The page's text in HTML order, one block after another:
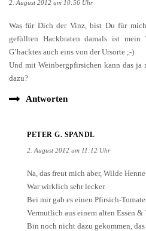
2. August 2012 um 10:56 Uhr
Was für Dich der Vinz, bist Du für
gefüllten Hackbraten damals ist
G’hacktes auch eins von der Ursorte ;-)
Und mit Weinbergpfirsichen kann das ja
dazu?
Antworten
PETER G. SPANDL
2. August 2012 um 11:12 Uhr
Na, das freut mich aber, Wilde Henne.
War wirklich sehr lecker.
Bei mir gab es einen Pfirsich-
Vermutlich aus einem alten Essen &
Bin noch nicht dazu gekommen,